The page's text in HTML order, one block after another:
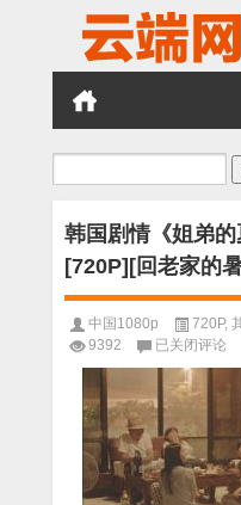
搜
韩国剧情《姐弟的
[720P][回老家的
中国1080p 720P,
9392
韩
国
情
《姐
弟
的
夏
已关闭评论